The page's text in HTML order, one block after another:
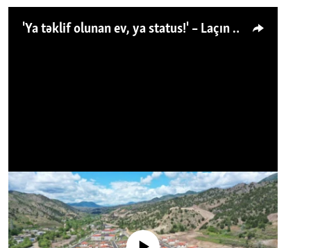
'Ya təklif olunan ev, ya status!' – Laçın köçkünü: 'Laçından başqa heç hara!'